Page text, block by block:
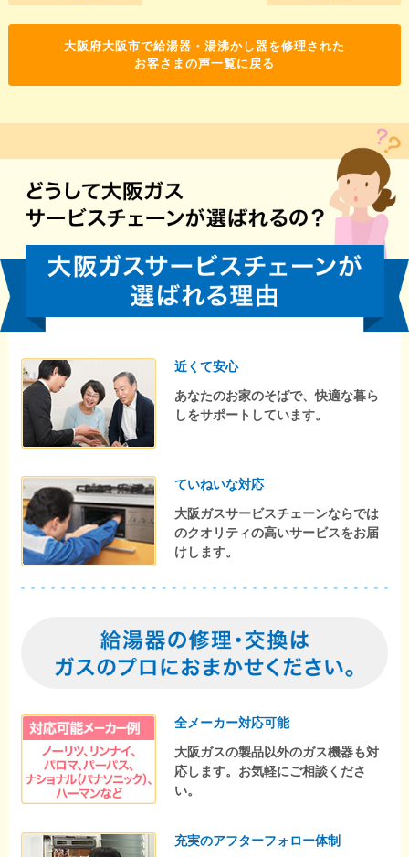
大阪府大阪市で給湯器・湯沸かし器を修理された
お客さまの声一覧に戻る
近くて安心
あなたのお家のそばで、快適な暮ら
しをサポートしています。
ていねいな対応
大阪ガスサービスチェーンならでは
のクオリティの高いサービスをお届
けします。
全メーカー対応可能
大阪ガスの製品以外のガス機器も対
応します。お気軽にご相談くださ
い。
充実のアフターフォロー体制